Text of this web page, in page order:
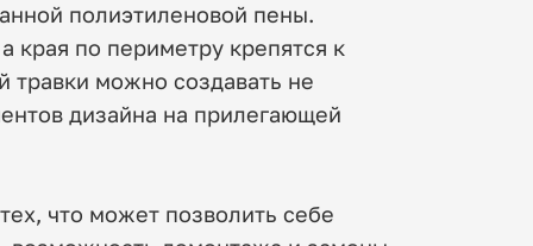
полиэтиленовой пены.
края по периметру крепятся к
травки можно создавать не
дизайна на прилегающей
что может позволить себе